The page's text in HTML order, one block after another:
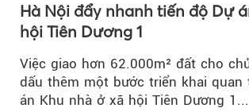
Hà Nội đẩy nhanh tiến độ Dự
hội Tiên Dương 1
Việc giao hơn 62.000m² đất cho
dấu thêm một bước triển khai quan
án Khu nhà ở xã hội Tiên Dương 1...